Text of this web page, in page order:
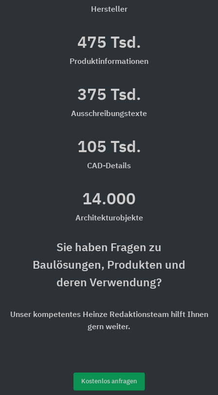
Hersteller
475 Tsd.
Produktinformationen
375 Tsd.
Ausschreibungstexte
105 Tsd.
CAD-Details
14.000
Architekturobjekte
Sie haben Fragen zu
Baulösungen, Produkten und
deren Verwendung?
Unser kompetentes Heinze Redaktionsteam hilft Ihnen
gern weiter.
Kostenlos anfragen